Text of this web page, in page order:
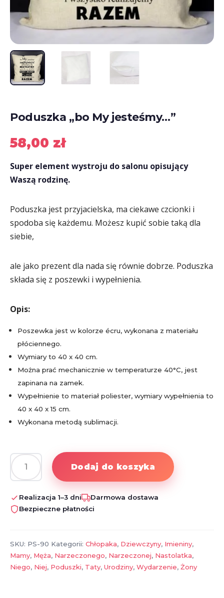
Poduszka „bo My jesteśmy…”
58,00 zł
Super element wystroju do salonu opisujący
Waszą rodzinę.
Poduszka jest przyjacielska, ma ciekawe czcionki i
spodoba się każdemu. Możesz kupić sobie taką dla
siebie,
ale jako prezent dla nada się równie dobrze. Poduszka
składa się z poszewki i wypełnienia.
Opis:
Poszewka jest w kolorze écru, wykonana z materiału
płóciennego.
Wymiary to 40 x 40 cm.
Można prać mechanicznie w temperaturze 40°C, jest
zapinana na zamek.
Wypełnienie to materiał poliester, wymiary wypełnienia to
40 x 40 x 15 cm.
Wykonana metodą sublimacji.
ilość
Poduszka
"bo
My
Dodaj do koszyka
Realizacja 1–3 dni
Darmowa dostawa
Bezpieczne płatności
SKU: PS-90 Kategorii: Chłopaka, Dziewczyny, Imieniny,
Mamy, Męża, Narzeczonego, Narzeczonej, Nastolatka,
Niego, Niej, Poduszki, Taty, Urodziny, Wydarzenie, Żony